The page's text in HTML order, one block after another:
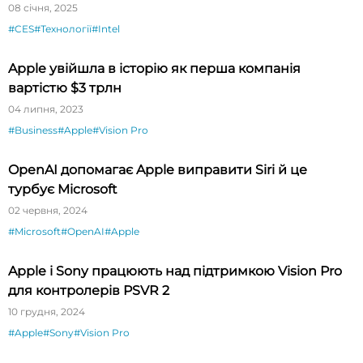
08 січня, 2025
#CES#Технології#Intel
Apple увійшла в історію як перша компанія
вартістю $3 трлн
04 липня, 2023
#Business#Apple#Vision Pro
OpenAI допомагає Apple виправити Siri й це
турбує Microsoft
02 червня, 2024
#Microsoft#OpenAI#Apple
Apple і Sony працюють над підтримкою Vision Pro
для контролерів PSVR 2
10 грудня, 2024
#Apple#Sony#Vision Pro